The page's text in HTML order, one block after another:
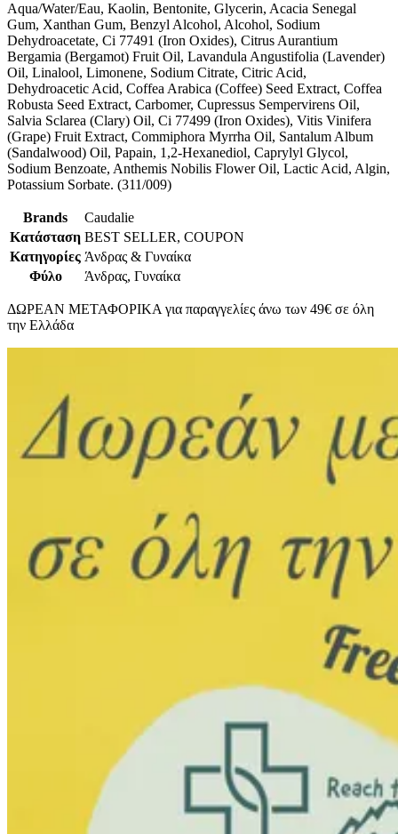
Aqua/Water/Eau, Kaolin, Bentonite, Glycerin, Acacia Senegal
Gum, Xanthan Gum, Benzyl Alcohol, Alcohol, Sodium
Dehydroacetate, Ci 77491 (Iron Oxides), Citrus Aurantium
Bergamia (Bergamot) Fruit Oil, Lavandula Angustifolia (Lavender)
Oil, Linalool, Limonene, Sodium Citrate, Citric Acid,
Dehydroacetic Acid, Coffea Arabica (Coffee) Seed Extract, Coffea
Robusta Seed Extract, Carbomer, Cupressus Sempervirens Oil,
Salvia Sclarea (Clary) Oil, Ci 77499 (Iron Oxides), Vitis Vinifera
(Grape) Fruit Extract, Commiphora Myrrha Oil, Santalum Album
(Sandalwood) Oil, Papain, 1,2-Hexanediol, Caprylyl Glycol,
Sodium Benzoate, Anthemis Nobilis Flower Oil, Lactic Acid, Algin,
Potassium Sorbate. (311/009)
Brands
Caudalie
Κατάσταση BEST SELLER, COUPON
Κατηγορίες Άνδρας & Γυναίκα
Φύλο
Άνδρας, Γυναίκα
ΔΩΡΕΑΝ ΜΕΤΑΦΟΡΙΚΑ για παραγγελίες άνω των 49€ σε όλη
την Ελλάδα